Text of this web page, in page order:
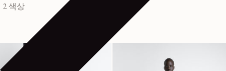
2 색상